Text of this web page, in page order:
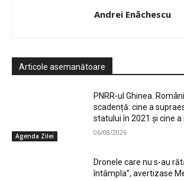
Andrei Enăchescu
Articole asemanătoare
Agenda Zilei
PNRR-ul Ghinea.
scadență: cine a
statului în 2021 și cine
06/08/2026
Dronele care nu s-au
întâmpla”, avertizase